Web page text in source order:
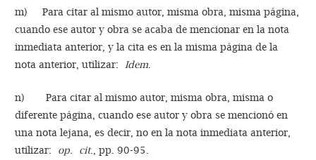
m) Para citar al mismo autor, misma obra, misma página,
cuando ese autor y obra se acaba de mencionar en la nota
inmediata anterior, y la cita es en la misma página de la
nota anterior, utilizar: Idem
n) Para citar al mismo autor, misma obra, misma o
diferente página, cuando ese autor y obra se mencionó en
una nota lejana, es decir, no en la nota inmediata anterior,
utilizar: op cit., pp. 90-95.